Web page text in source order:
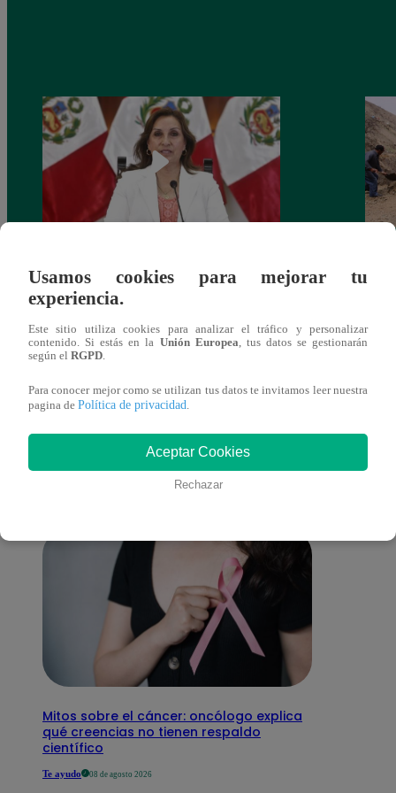
salario presidencial se aplique desde 2026
También te puede
interesar
Mitos sobre el cáncer: oncólogo explica
qué creencias no tienen respaldo
científico
Te ayudo 08 de agosto 2026
Usamos cookies para mejorar tu
experiencia.
Este sitio utiliza cookies para analizar el tráfico y personalizar
contenido. Si estás en la Unión Europea , tus datos se gestionarán
según el RGPD
Para conocer mejor como se utilizan tus datos te invitamos leer nuestra
pagina de Política de privacidad
Aceptar Cookies
Rechazar